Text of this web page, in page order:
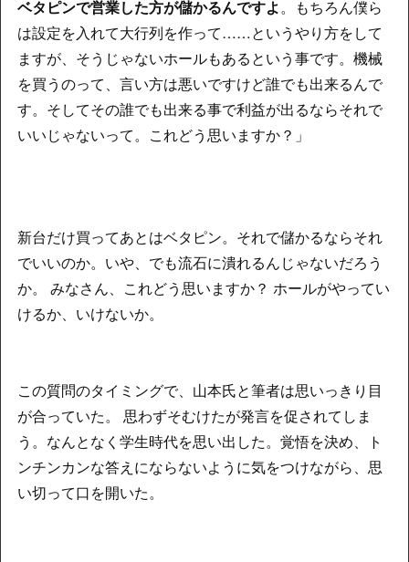
ベタピンで営業した方が儲かるんですよ。もちろん僕ら
は設定を入れて大行列を作って……というやり方をして
ますが、そうじゃないホールもあるという事です。機械
を買うのって、言い方は悪いですけど誰でも出来るんで
す。そしてその誰でも出来る事で利益が出るならそれで
いいじゃないって。これどう思いますか？」
新台だけ買ってあとはベタピン。それで儲かるならそれ
でいいのか。いや、でも流石に潰れるんじゃないだろう
か。 みなさん、これどう思いますか？ ホールがやってい
けるか、いけないか。
この質問のタイミングで、山本氏と筆者は思いっきり目
が合っていた。 思わずそむけたが発言を促されてしま
う。なんとなく学生時代を思い出した。覚悟を決め、ト
ンチンカンな答えにならないように気をつけながら、思
い切って口を開いた。